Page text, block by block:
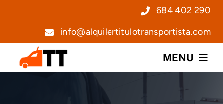
684 402 290
info@alquilertitulotransportista.com
MENU